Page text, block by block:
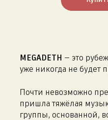
MEGADETH — это
уже никогда не будет
Почти невозможно
пришла тяжёлая
группы, основанной,